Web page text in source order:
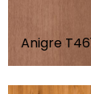
Anigre